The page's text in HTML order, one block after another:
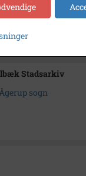
Holbæk
arkivet
Stadsarkiv
sogn